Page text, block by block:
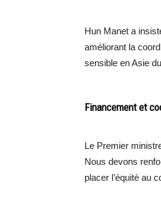
Hun Manet a
améliorant la
sensible en Asie
Financement et
Le Premier
Nous devons
placer l’équité au